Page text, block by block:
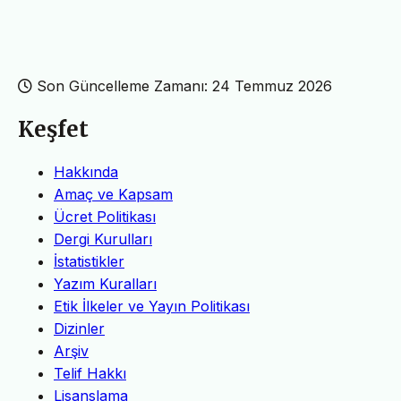
Son Güncelleme Zamanı: 24 Temmuz 2026
Keşfet
Hakkında
Amaç ve Kapsam
Ücret Politikası
Dergi Kurulları
İstatistikler
Yazım Kuralları
Etik İlkeler ve Yayın Politikası
Dizinler
Arşiv
Telif Hakkı
Lisanslama